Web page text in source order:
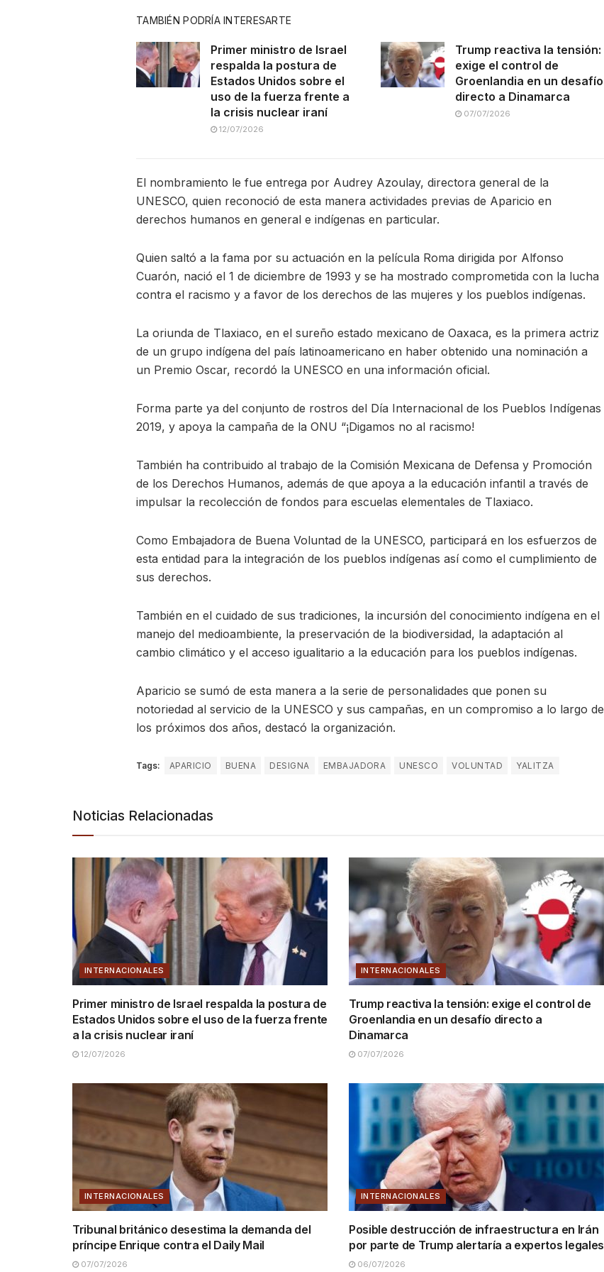
TAMBIÉN PODRÍA INTERESARTE
Primer ministro de Israel
respalda la postura de
Estados Unidos sobre el
uso de la fuerza frente a
la crisis nuclear iraní
12/07/2026
Trump reactiva la tensión:
exige el control de
Groenlandia en un desafío
directo a Dinamarca
07/07/2026
El nombramiento le fue entrega por Audrey Azoulay, directora general de la
UNESCO, quien reconoció de esta manera actividades previas de Aparicio en
derechos humanos en general e indígenas en particular.
Quien saltó a la fama por su actuación en la película Roma dirigida por Alfonso
Cuarón, nació el 1 de diciembre de 1993 y se ha mostrado comprometida con la lucha
contra el racismo y a favor de los derechos de las mujeres y los pueblos indígenas.
La oriunda de Tlaxiaco, en el sureño estado mexicano de Oaxaca, es la primera actriz
de un grupo indígena del país latinoamericano en haber obtenido una nominación a
un Premio Oscar, recordó la UNESCO en una información oficial.
Forma parte ya del conjunto de rostros del Día Internacional de los Pueblos Indígenas
2019, y apoya la campaña de la ONU “¡Digamos no al racismo!
También ha contribuido al trabajo de la Comisión Mexicana de Defensa y Promoción
de los Derechos Humanos, además de que apoya a la educación infantil a través de
impulsar la recolección de fondos para escuelas elementales de Tlaxiaco.
Como Embajadora de Buena Voluntad de la UNESCO, participará en los esfuerzos de
esta entidad para la integración de los pueblos indígenas así como el cumplimiento de
sus derechos.
También en el cuidado de sus tradiciones, la incursión del conocimiento indígena en el
manejo del medioambiente, la preservación de la biodiversidad, la adaptación al
cambio climático y el acceso igualitario a la educación para los pueblos indígenas.
Aparicio se sumó de esta manera a la serie de personalidades que ponen su
notoriedad al servicio de la UNESCO y sus campañas, en un compromiso a lo largo de
los próximos dos años, destacó la organización.
Tags: APARICIO BUENA DESIGNA EMBAJADORA UNESCO VOLUNTAD YALITZA
Noticias Relacionadas
INTERNACIONALES
Primer ministro de Israel respalda la postura de
Estados Unidos sobre el uso de la fuerza frente
a la crisis nuclear iraní
12/07/2026
INTERNACIONALES
Trump reactiva la tensión: exige el control de
Groenlandia en un desafío directo a
Dinamarca
07/07/2026
INTERNACIONALES
Tribunal británico desestima la demanda del
príncipe Enrique contra el Daily Mail
07/07/2026
INTERNACIONALES
Posible destrucción de infraestructura en Irán
por parte de Trump alertaría a expertos legales
06/07/2026